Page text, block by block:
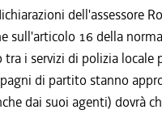
dell'assessore
sull'articolo 16 della
i servizi di polizia
di partito stanno
dai suoi agenti) dovrà